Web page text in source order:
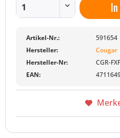
Artikel-Nr.:
591654
Hersteller:
Cougar
Hersteller-Nr:
CGR-
EAN: